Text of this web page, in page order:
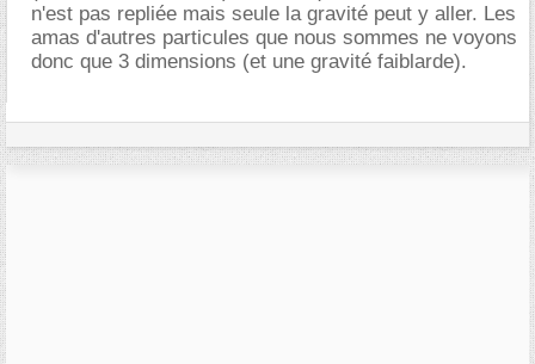
n'est pas repliée mais seule la gravité peut y aller. Les
amas d'autres particules que nous sommes ne voyons
donc que 3 dimensions (et une gravité faiblarde).